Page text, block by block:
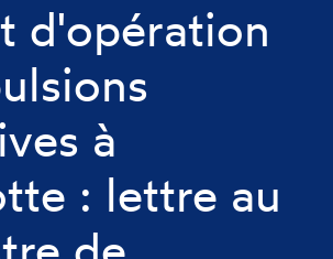
d'opération
à
: lettre au